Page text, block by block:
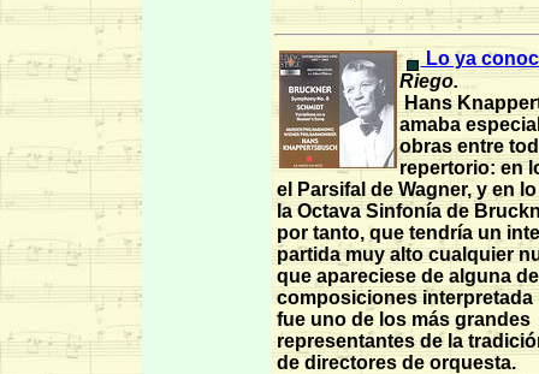
Lo ya
Riego.
Hans
amaba
obras entre
repertorio: en
el Parsifal de Wagner, y en
la Octava Sinfonía de
por tanto, que tendría un
partida muy alto cualquier
que apareciese de alguna
composiciones interpretada
fue uno de los más grandes
representantes de la
de directores de orquesta.